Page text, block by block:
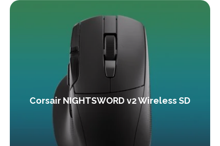
Corsair NIGHTSWORD v2 Wireless SD